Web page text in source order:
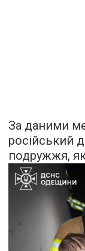
За даними
російський
подружжя,